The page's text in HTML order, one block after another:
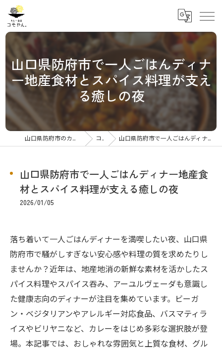
山口県防府市で一人ごはんディナ
ー地産食材とスパイス料理が支え
る癒しの夜
山口県防府市のカレーならカレー食堂コモやん コラム 山口県防府市で一人ごはんディナー地産食材とスパイス料理が支える癒しの夜
山口県防府市で一人ごはんディナー地産食
材とスパイス料理が支える癒しの夜
2026/01/05
落ち着いて一人ごはんディナーを満喫したい夜、山口県
防府市で騒がしすぎない安心感や料理の質を求めたりし
ませんか？近年は、地産地消の新鮮な素材を活かしたス
パイス料理やスパイス吞み、アーユルヴェーダも意識し
た健康志向のディナーが注目を集めています。ビーガ
ン・ベジタリアンやアレルギー対応食品、バスマティラ
イスやビリヤニなど、カレーをはじめ多彩な選択肢が登
場。本記事では、おしゃれな雰囲気と上質な食材、グル